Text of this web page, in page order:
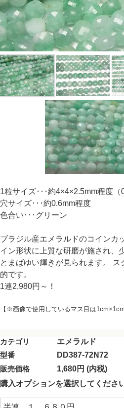
1粒サイズ･･･約4×4×2.5mm程度（
穴サイズ･･･約0.6mm程度
色合い･･･グリーン
ブラジル産エメラルドのコインカ
イン形状に上質な研磨が施され、
とまばゆい輝きが見られます。
的です。
1連2,980円～！
【※画像で使用しているマス目は1cm×1cm
カテゴリ
エメラルド
型番
DD387-72N72
販売価格
1,680円 (内税)
購入オプションを選択してください